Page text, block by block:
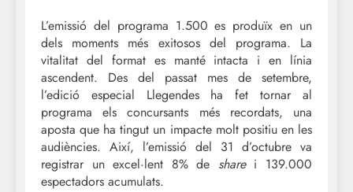
L’emissió del programa 1.500 es produïx en un
dels moments més exitosos del programa. La
vitalitat del format es manté intacta i en línia
ascendent. Des del passat mes de setembre,
l’edició especial Llegendes ha fet tornar al
programa els concursants més recordats, una
aposta que ha tingut un impacte molt positiu en les
audiències. Així, l’emissió del 31 d’octubre va
registrar un excel·lent 8% de sharei 139.000
espectadors acumulats.